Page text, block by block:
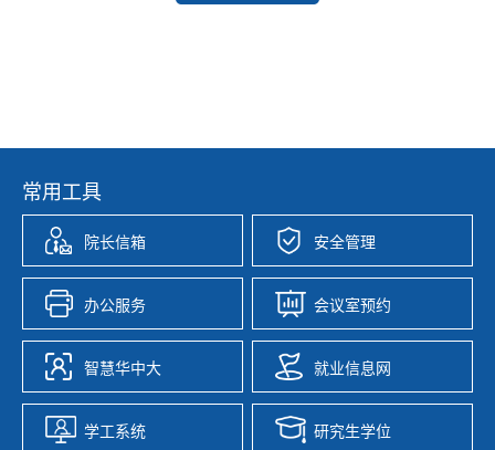
常用工具
院长信箱 安全管理
办公服务 会议室预约
智慧华中大 就业信息网
学工系统 研究生学位